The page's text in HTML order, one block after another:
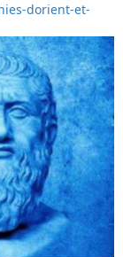
dorient-et-